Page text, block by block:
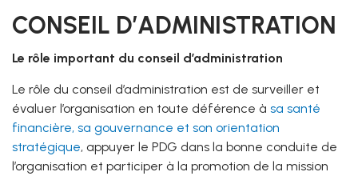
CONSEIL D’ADMINISTRATION
Le rôle important du conseil d’administration
Le rôle du conseil d’administration est de surveiller et
évaluer l’organisation en toute déférence à sa santé
financière, sa gouvernance et son orientation
stratégique, appuyer le PDG dans la bonne conduite de
l’organisation et participer à la promotion de la mission